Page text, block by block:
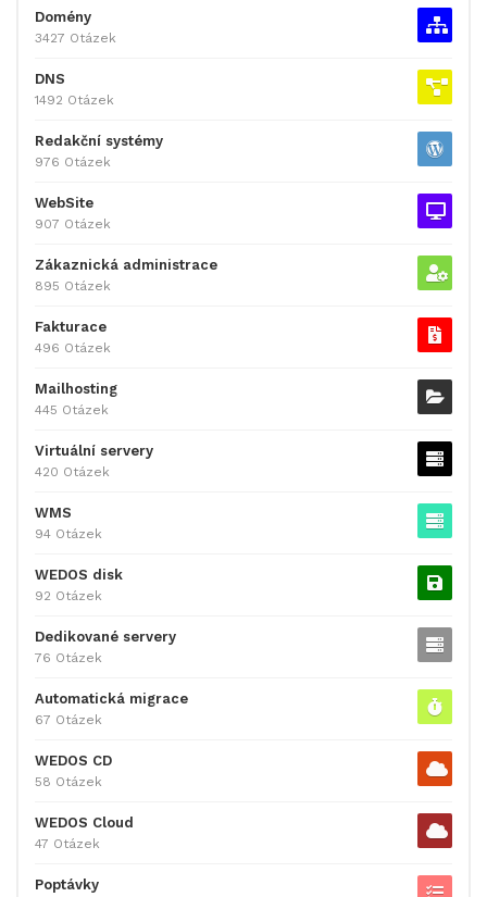
Domény
3427 Otázek
DNS
1492 Otázek
Redakční systémy
976 Otázek
WebSite
907 Otázek
Zákaznická administrace
895 Otázek
Fakturace
496 Otázek
Mailhosting
445 Otázek
Virtuální servery
420 Otázek
WMS
94 Otázek
WEDOS disk
92 Otázek
Dedikované servery
76 Otázek
Automatická migrace
67 Otázek
WEDOS CD
58 Otázek
WEDOS Cloud
47 Otázek
Poptávky